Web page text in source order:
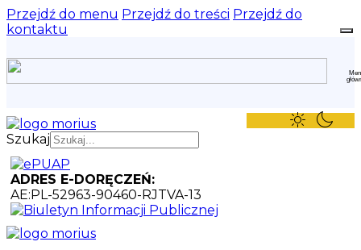
Przejdź do menu Przejdź do treści Przejdź do
kontaktu
Szukaj
ADRES E-DORĘCZEŃ:
AE:PL-52963-90460-RJTVA-13